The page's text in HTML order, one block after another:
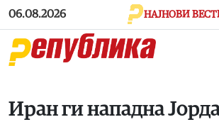
Skip to main content
06.08.2026 НАЈНОВИ
Иран ги нападна